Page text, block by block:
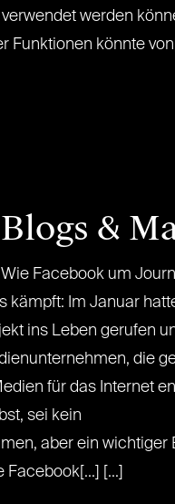
werden
könnte
&
Wie Facebook um
kämpft: Im Januar
ins Leben gerufen
die
für das Internet
sei kein
aber ein wichtiger
[...]